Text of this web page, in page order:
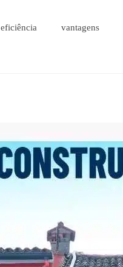
eficiência vantagens